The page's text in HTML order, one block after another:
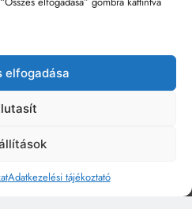
elfogadása
Adatkezelési tájékoztató